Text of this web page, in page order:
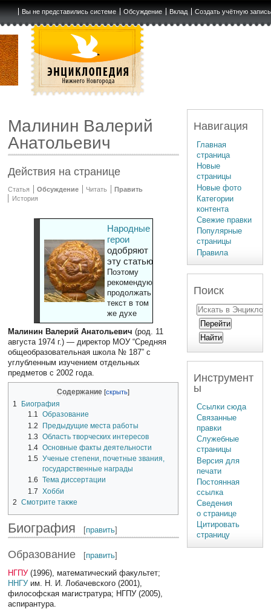
Вы не представились системе Обсуждение Вклад Создать учётную запись
Малинин Валерий
Анатольевич
Действия на странице
Статья Обсуждение Читать
Править
История
Народные
герои
одобряют
эту статью
Поэтому
рекомендуют
продолжать
текст в том
же духе
Малинин Валерий Анатольевич (род. 11
августа 1974 г.) — директор МОУ “Средняя
общеобразовательная школа № 187” с
углубленным изучением отдельных
предметов с 2002 года.
Содержание
1
Биография
1.1 Образование
1.2
Предыдущие места работы
1.3 Область творческих интересов
1.4 Основные факты деятельности
1.5 Ученые степени, почетные звания,
государственные награды
1.6 Тема диссертации
1.7 Хобби
2
Смотрите также
Биография [править]
Образование [править]
НГПУ(1996), математический факультет;
ННГУим. Н. И. Лобачевского (2001),
философская магистратура; НГПУ (2005),
аспирантура.
Навигация
Главная
страница
Новые
страницы
Новые фото
Категории
контента
Свежие правки
Популярные
страницы
Правила
Поиск
Инструмент
ы
Ссылки сюда
Связанные
правки
Служебные
страницы
Версия для
печати
Постоянная
ссылка
Сведения
о странице
Цитировать
страницу